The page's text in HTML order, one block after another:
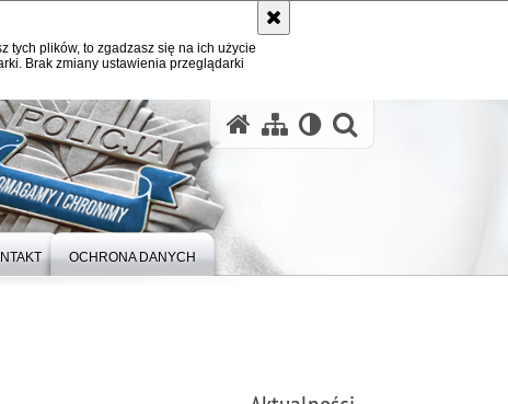
tych plików, to zgadzasz się na ich użycie
Brak zmiany ustawienia przeglądarki
OCHRONA DANYCH